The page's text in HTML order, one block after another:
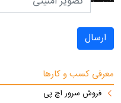
ارسال
معرفی کسب و کارها
فروش سرور اچ پی